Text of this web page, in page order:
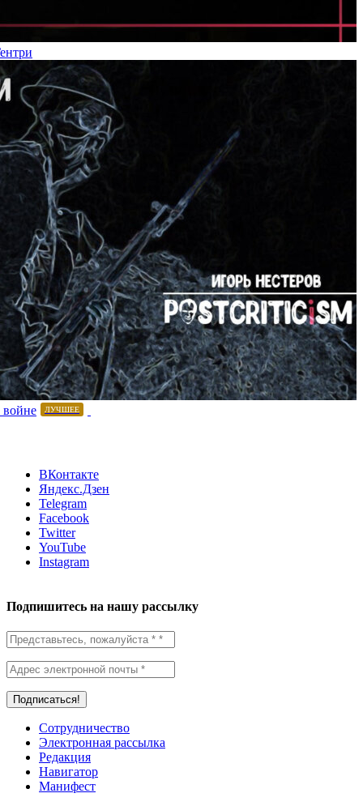
ЛУЧШЕЕ
ВКонтакте
Яндекс.Дзен
Telegram
Facebook
Twitter
YouTube
Instagram
Подпишитесь на нашу рассылку
Сотрудничество
Электронная рассылка
Редакция
Навигатор
Манифест